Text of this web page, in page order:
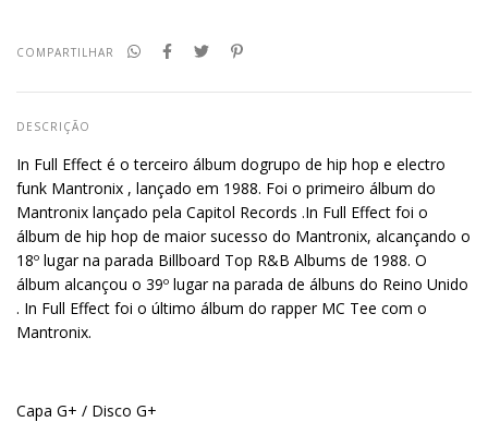
COMPARTILHAR
DESCRIÇÃO
In Full Effect é o terceiro álbum dogrupo de hip hop e electro
funk Mantronix , lançado em 1988. Foi o primeiro álbum do
Mantronix lançado pela Capitol Records .In Full Effect foi o
álbum de hip hop de maior sucesso do Mantronix, alcançando o
18º lugar na parada Billboard Top R&B Albums de 1988. O
álbum alcançou o 39º lugar na parada de álbuns do Reino Unido
. In Full Effect foi o último álbum do rapper MC Tee com o
Mantronix.
Capa G+ / Disco G+